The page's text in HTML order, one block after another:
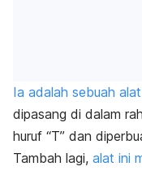
Ia adalah sebuah
dipasang di dalam
huruf “T” dan
Tambah lagi, alat ini